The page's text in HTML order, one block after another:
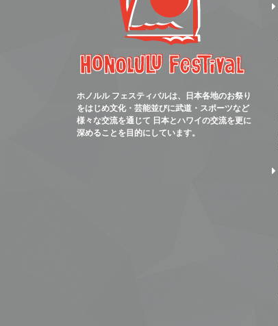
ホノルル フェスティバルは、日本各地のお祭り
をはじめ文化・芸能並びに武道・スポーツなど
様々な交流を通じて 日本とハワイの交流を更に
深めることを目的にしています。